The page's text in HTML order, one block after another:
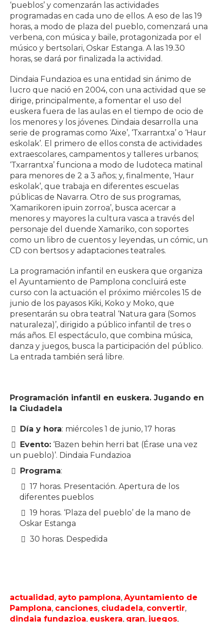
‘pueblos’ y comenzarán las actividades
programadas en cada uno de ellos. A eso de las 19
horas, a modo de plaza del pueblo, comenzará una
verbena, con música y baile, protagonizada por el
músico y bertsolari, Oskar Estanga. A las 19.30
horas, se dará por finalizada la actividad.
Dindaia Fundazioa es una entidad sin ánimo de
lucro que nació en 2004, con una actividad que se
dirige, principalmente, a fomentar el uso del
euskera fuera de las aulas en el tiempo de ocio de
los menores y los jóvenes. Dindaia desarrolla una
serie de programas como ‘Aixe’, ‘Txarrantxa’ o ‘Haur
eskolak’. El primero de ellos consta de actividades
extraescolares, campamentos y talleres urbanos;
‘Txarrantxa’ funciona a modo de ludoteca matinal
para menores de 2 a 3 años; y, finalmente, ‘Haur
eskolak’, que trabaja en diferentes escuelas
públicas de Navarra. Otro de sus programas,
‘Xamarikoren ipuin zorroa’, busca acercar a
menores y mayores la cultura vasca a través del
personaje del duende Xamariko, con soportes
como un libro de cuentos y leyendas, un cómic, un
CD con bertsos y adaptaciones teatrales.
La programación infantil en euskera que organiza
el Ayuntamiento de Pamplona concluirá este
curso con la actuación el próximo miércoles 15 de
junio de los payasos Kiki, Koko y Moko, que
presentarán su obra teatral ‘Natura gara (Somos
naturaleza)’, dirigido a público infantil de tres o
más años. El espectáculo, que combina música,
danza y juegos, busca la participación del público.
La entrada también será libre.
Programación infantil en euskera. Jugando en
la Ciudadela
Día y hora: miércoles 1 de junio, 17 horas
Evento: ‘Bazen behin herri bat (Érase una vez
un pueblo)’. Dindaia Fundazioa
Programa:
17 horas. Presentación. Apertura de los
diferentes pueblos
19 horas. ‘Plaza del pueblo’ de la mano de
Oskar Estanga
30 horas. Despedida
actualidad, ayto pamplona, Ayuntamiento de
Pamplona, canciones, ciudadela, convertir,
dindaia fundazioa, euskera, gran, juegos,